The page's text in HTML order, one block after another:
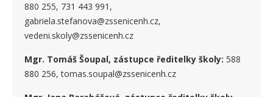
880 255, 731 443 991,
gabriela.stefanova@zssenicenh.cz,
vedeni.skoly@zssenicenh.cz
Mgr. Tomáš Šoupal, zástupce ředitelky školy: 588
880 256, tomas.soupal@zssenicenh.cz